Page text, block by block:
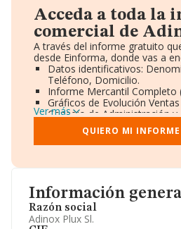
Información
Razón social
Adinox Plux Sl.
Acceda a toda la
comercial de
A través del informe gratuito
desde Einforma, donde vas a
Datos identificativos:
Teléfono, Domicilio.
Informe Mercantil Completo
Gráficos de Evolución
Consejo de Administración
Directivos y Ejecutivos.
Accionistas.
Participaciones y
Información oficial y
Ver más
QUIERO MI